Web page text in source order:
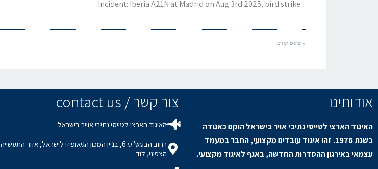
Incident: Iberia A21N at Madrid on Aug 3rd 2025, bird strike
« פוסט קודם
אודותינו
האיגוד הארצי לטייסי נתיבי אויר בישראל הוקם כאגודה
בשנת 1976. זהו איגוד עובדים מקצועי, החבר במעמד
עצמאי באירגון ההסדרות החדשה, באגף לאיגוד מקצועי.
צור קשר / contact us
האיגוד הארצי לטייסי נתיבי אוויר בישראל
רחוב הבעש"ט 6, בניין המכון הגיאופיזי לישראל, אזור התעשייה
הצפוני, לוד